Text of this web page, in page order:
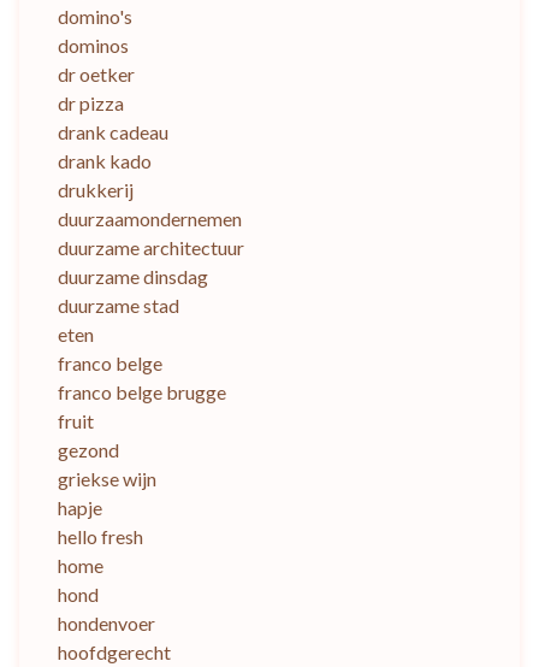
domino's
dominos
dr oetker
dr pizza
drank cadeau
drank kado
drukkerij
duurzaamondernemen
duurzame architectuur
duurzame dinsdag
duurzame stad
eten
franco belge
franco belge brugge
fruit
gezond
griekse wijn
hapje
hello fresh
home
hond
hondenvoer
hoofdgerecht